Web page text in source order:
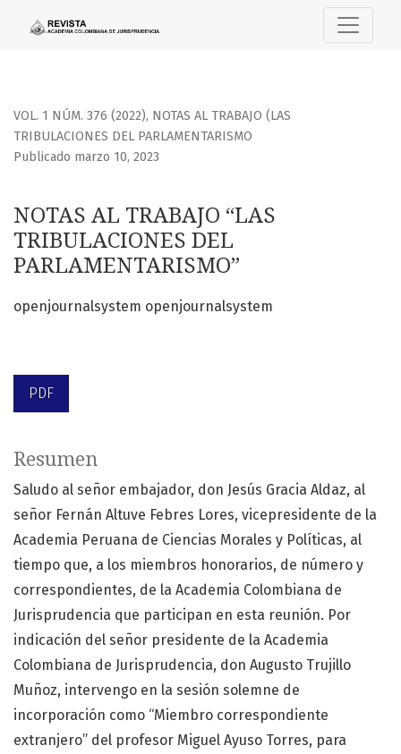
NOTAS AL TRABAJO “LAS TRIBULACIONES DEL
VOL. 1 NÚM. 376 (2022), NOTAS AL TRABAJO (LAS
TRIBULACIONES DEL PARLAMENTARISMO
NOTAS AL TRABAJO “LAS
TRIBULACIONES DEL
PARLAMENTARISMO”
Publicado marzo 10, 2023
openjournalsystem openjournalsystem
PDF
Resumen
Saludo al señor embajador, don Jesús Gracia Aldaz, al
señor Fernán Altuve Febres Lores, vicepresidente de la
Academia Peruana de Ciencias Morales y Políticas, al
tiempo que, a los miembros honorarios, de número y
correspondientes, de la Academia Colombiana de
Jurisprudencia que participan en esta reunión. Por
indicación del señor presidente de la Academia
Colombiana de Jurisprudencia, don Augusto Trujillo
Muñoz, intervengo en la sesión solemne de
incorporación como “Miembro correspondiente
extranjero” del profesor Miguel Ayuso Torres, para